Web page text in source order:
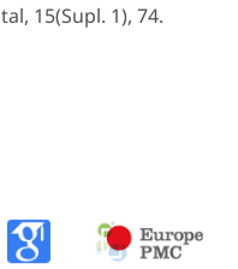
15(Supl. 1), 74.